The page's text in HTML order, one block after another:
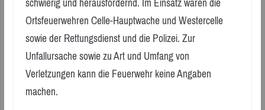
Ortsfeuerwehren Celle-Hauptwache und Westercelle
sowie der Rettungsdienst und die Polizei. Zur
Unfallursache sowie zu Art und Umfang von
Verletzungen kann die Feuerwehr keine Angaben
machen.